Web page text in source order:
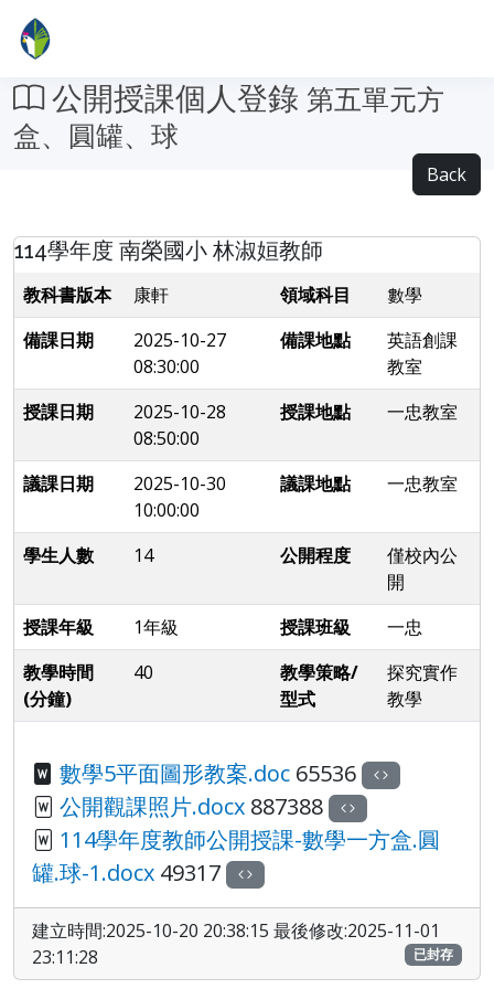
公開授課個人登錄 第五單元方
盒、圓罐、球
Back
114學年度 南榮國小 林淑姮教師
教科書版本 康軒 領域科目
數學
備課日期
2025-10-27
08:30:00
備課地點
英語創課
教室
授課日期
2025-10-28
08:50:00
授課地點 一忠教室
議課日期
2025-10-30
10:00:00
議課地點 一忠教室
學生人數 14 公開程度
僅校內公
開
授課年級
1年級 授課班級
一忠
教學時間
(分鐘)
40
教學策略/
型式
探究實作
教學
數學5平面圖形教案.doc 65536
公開觀課照片.docx 887388
114學年度教師公開授課-數學一方盒.圓
罐.球-1.docx 49317
建立時間:2025-10-20 20:38:15 最後修改:2025-11-01
23:11:28
已封存